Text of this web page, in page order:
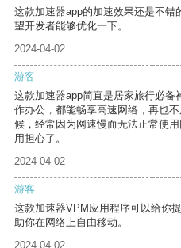
这款加速器app的加速效果还是不
望开发者能够优化一下。
2024-04-02
游客
这款加速器app简直是居家旅行必
作办公，都能畅享高速网络，再也
候，经常因为网速慢而无法正常使
用担心了。
2024-04-02
游客
这款加速器VPM应用程序可以给你
助你在网络上自由移动。
2024-04-02